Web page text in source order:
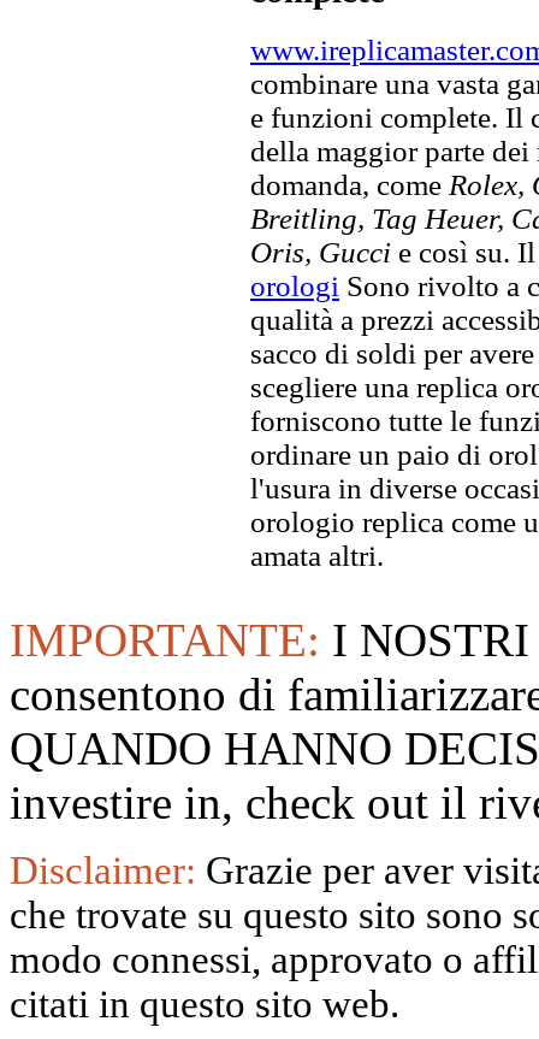
combinare una vasta
e funzioni complete. Il
della maggior parte
domanda, come Rolex,
Breitling, Tag Heuer,
Oris, Gucci e così su.
orologi Sono rivolto a
qualità a prezzi
sacco di soldi per
scegliere una replica
forniscono tutte le
ordinare un paio di
l'usura in diverse
orologio replica come
amata altri.
IMPORTANTE: I
consentono di
QUANDO HANNO
investire in, check out il
Disclaimer: Grazie per aver
che trovate su questo sito sono
modo connessi, approvato o
citati in questo sito web.